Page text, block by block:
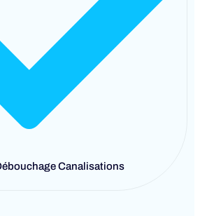
Canalisations